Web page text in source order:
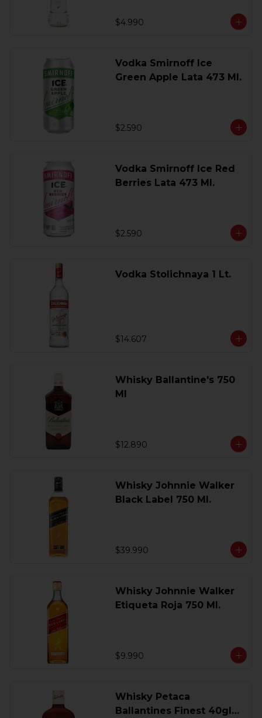
$4.990
Vodka Smirnoff Ice
Green Apple Lata 473 Ml.
$2.590
Vodka Smirnoff Ice Red
Berries Lata 473 Ml.
$2.590
Vodka Stolichnaya 1 Lt.
$14.607
Whisky Ballantine's 750
Ml
$12.890
Whisky Johnnie Walker
Black Label 750 Ml.
$39.990
Whisky Johnnie Walker
Etiqueta Roja 750 Ml.
$9.990
Whisky Petaca
Ballantines Finest 40gl